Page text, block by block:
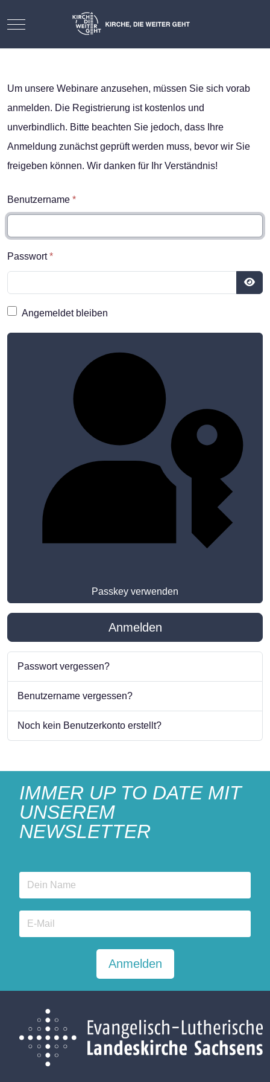
Mobile Menu Toggle
Um unsere Webinare anzusehen, müssen Sie sich vorab
anmelden. Die Registrierung ist kostenlos und
unverbindlich. Bitte beachten Sie jedoch, dass Ihre
Anmeldung zunächst geprüft werden muss, bevor wir Sie
freigeben können. Wir danken für Ihr Verständnis!
Benutzername *
Passwort*
Angemeldet bleiben
Passkey verwenden
Anmelden
Passwort vergessen?
Benutzername vergessen?
Noch kein Benutzerkonto erstellt?
IMMER UP TO DATE MIT
UNSEREM
NEWSLETTER
Anmelden